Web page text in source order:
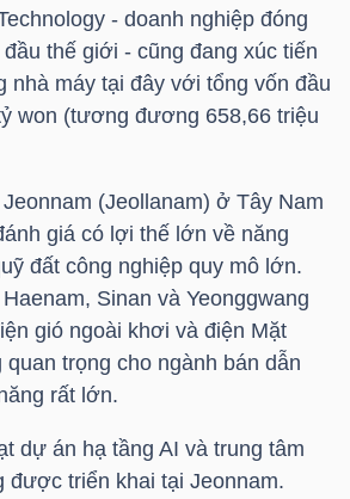
- doanh nghiệp đóng
thế giới - cũng đang xúc tiến
nhà máy tại đây với tổng vốn đầu
won (tương đương 658,66 triệu
(Jeollanam) ở Tây Nam
giá có lợi thế lớn về năng
đất công nghiệp quy mô lớn.
Sinan và Yeonggwang
gió ngoài khơi và điện Mặt
trọng cho ngành bán dẫn
rất lớn.
dự án hạ tầng AI và trung tâm
được triển khai tại Jeonnam.